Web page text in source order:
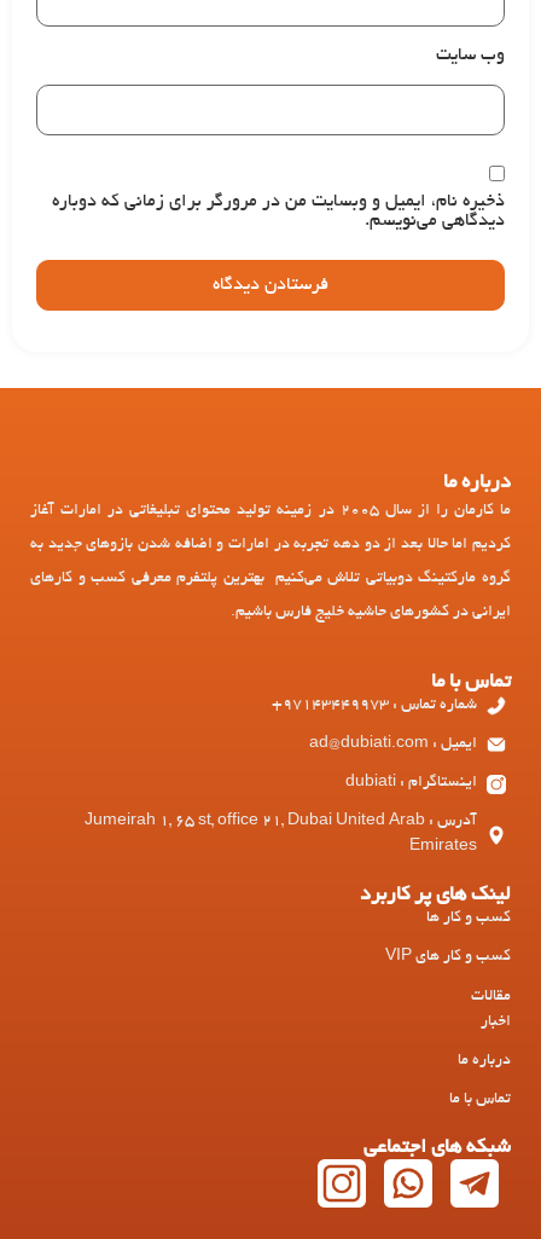
وب‌ سایت
ذخیره نام، ایمیل و وبسایت من در مرورگر برای زمانی که دوباره
دیدگاهی می‌نویسم.
درباره ما
ما کارمان را از سال 2005 در زمینه تولید محتوای تبلیغاتی در امارات آغاز
کردیم اما حالا بعد از دو دهه تجربه در امارات و اضافه شدن بازوهای جدید به
گروه مارکتینگ دوبیاتی تلاش می‌کنیم بهترین پلتفرم معرفی کسب و کارهای
ایرانی در کشورهای حاشیه خلیج فارس باشیم.
تماس با ما
شماره تماس : 97143449973+
ایمیل : ad@dubiati.com
اینستاگرام : dubiati
آدرس : Jumeirah 1, 65 st, office 21, Dubai United Arab
Emirates
لینک های پر کاربرد
کسب و کار ها
کسب و کار های VIP
مقالات
اخبار
درباره ما
تماس با ما
شبکه های اجتماعی